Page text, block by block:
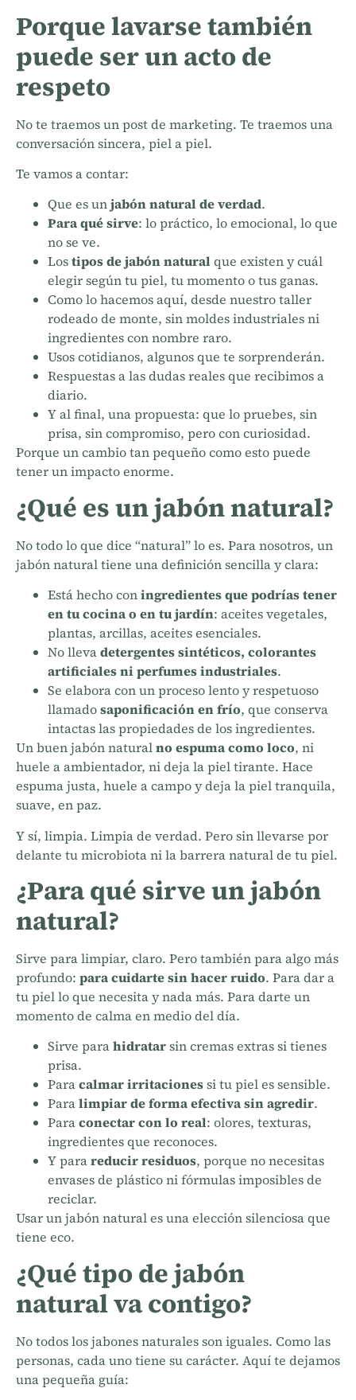
Porque lavarse también
puede ser un acto de
respeto
No te traemos un post de marketing. Te traemos una
conversación sincera, piel a piel.
Te vamos a contar:
Que es unjabón natural de verdad.
Para qué sirve: lo práctico, lo emocional, lo que
no se ve.
Lostipos de jabón natural que existen y cuál
elegir según tu piel, tu momento o tus ganas.
Como lo hacemos aquí, desde nuestro taller
rodeado de monte, sin moldes industriales ni
ingredientes con nombre raro.
Usos cotidianos, algunos que te sorprenderán.
Respuestas a las dudas reales que recibimos a
diario.
Y al final, una propuesta: que lo pruebes, sin
prisa, sin compromiso, pero con curiosidad.
Porque un cambio tan pequeño como esto puede
tener un impacto enorme.
¿Qué es un jabón natural?
No todo lo que dice “natural” lo es. Para nosotros, un
jabón natural tiene una definición sencilla y clara:
Está hecho coningredientes que podrías tener
en tu cocina o en tu jardín: aceites vegetales,
plantas, arcillas, aceites esenciales.
No llevadetergentes sintéticos, colorantes
artificiales ni perfumes industriales.
Se elabora con un proceso lento y respetuoso
llamadosaponificación en frío, que conserva
intactas las propiedades de los ingredientes.
Un buen jabón naturalno espuma como loco, ni
huele a ambientador, ni deja la piel tirante. Hace
espuma justa, huele a campo y deja la piel tranquila,
suave, en paz.
Y sí, limpia. Limpia de verdad. Pero sin llevarse por
delante tu microbiota ni la barrera natural de tu piel.
¿Para qué sirve un jabón
natural?
Sirve para limpiar, claro. Pero también para algo más
profundo: para cuidarte sin hacer ruido. Para dar a
tu piel lo que necesita y nada más. Para darte un
momento de calma en medio del día.
Sirve parahidratarsin cremas extras si tienes
prisa.
Paracalmar irritacionessi tu piel es sensible.
Paralimpiar de forma efectiva sin agredir.
Paraconectar con lo real: olores, texturas,
ingredientes que reconoces.
Y parareducir residuos, porque no necesitas
envases de plástico ni fórmulas imposibles de
reciclar.
Usar un jabón natural es una elección silenciosa que
tiene eco.
¿Qué tipo de jabón
natural va contigo?
No todos los jabones naturales son iguales. Como las
personas, cada uno tiene su carácter. Aquí te dejamos
una pequeña guía: